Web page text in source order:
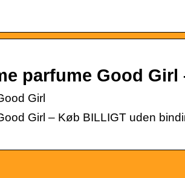
parfume Good
Girl
Girl – Køb BILLIGT uden